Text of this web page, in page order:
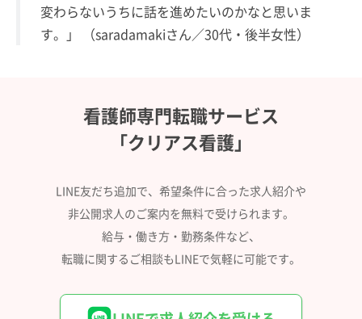
変わらないうちに話を進めたいのかなと思いま
す。」 （saradamakiさん／30代・後半女性）
看護師専門転職サービス
「クリアス看護」
LINE友だち追加で、希望条件に合った求人紹介や
非公開求人のご案内を無料で受けられます。
給与・働き方・勤務条件など、
転職に関するご相談もLINEで気軽に可能です。